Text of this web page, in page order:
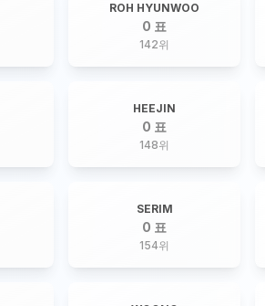
ROH HYUNWOO
0 표
142위
HEEJIN
0 표
148위
SERIM
0 표
154위